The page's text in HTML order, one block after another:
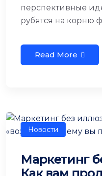
перспективные
рубятся на корню
Read More
Новости
Маркетинг